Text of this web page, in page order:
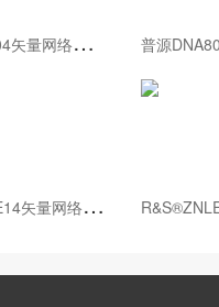
普
源DNA804矢量网络分析仪
R
&S®ZNLE14矢量网络分析仪